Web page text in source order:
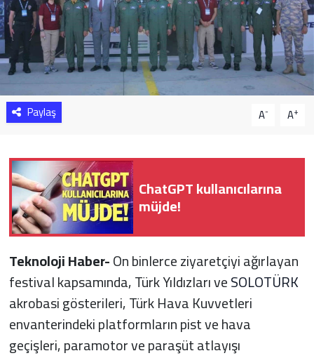
Paylaş A- A+
ChatGPT kullanıcılarına
müjde!
Teknoloji Haber-On binlerce ziyaretçiyi ağırlayan
festival kapsamında, Türk Yıldızları veSOLOTÜRK
akrobasi gösterileri, Türk Hava Kuvvetleri
envanterindeki platformların pist ve hava
geçişleri, paramotor ve paraşüt atlayışı
Resmi Reklam